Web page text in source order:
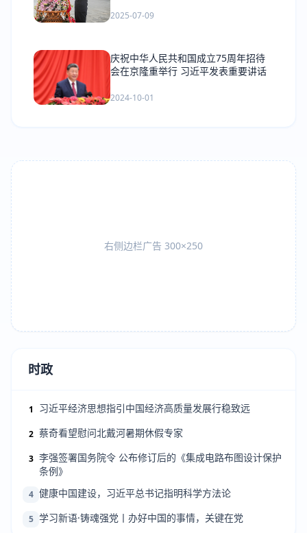
章
2025-07-09
庆祝中华人民共和国成立75周年招待
会在京隆重举行 习近平发表重要讲话
2024-10-01
右侧边栏广告 300×250
时政
1 习近平经济思想指引中国经济高质量发展行稳致远
2 蔡奇看望慰问北戴河暑期休假专家
3 李强签署国务院令 公布修订后的《集成电路布图设计保护
条例》
4 健康中国建设，习近平总书记指明科学方法论
5 学习新语·铸魂强党丨办好中国的事情，关键在党